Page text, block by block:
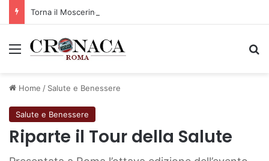
Torna il Moscerine Film Festival Summer Camp
Menu
Home / Salute e Benessere
Salute e Benessere
Riparte il Tour della Salute